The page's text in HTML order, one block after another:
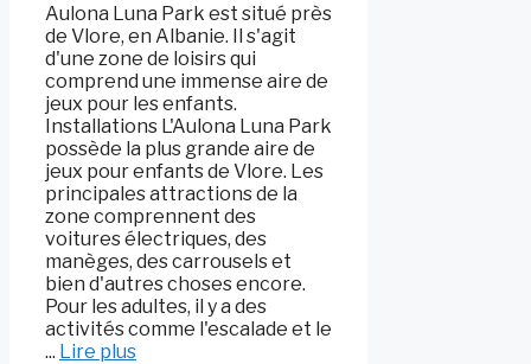
Aulona Luna Park est situé près
de Vlore, en Albanie. Il s'agit
d'une zone de loisirs qui
comprend une immense aire de
jeux pour les enfants.
Installations L'Aulona Luna Park
possède la plus grande aire de
jeux pour enfants de Vlore. Les
principales attractions de la
zone comprennent des
voitures électriques, des
manèges, des carrousels et
bien d'autres choses encore.
Pour les adultes, il y a des
activités comme l'escalade et le
... Lire plus